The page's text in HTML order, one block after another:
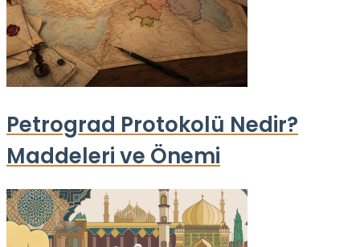
Petrograd Protokolü Nedir?
Maddeleri ve Önemi